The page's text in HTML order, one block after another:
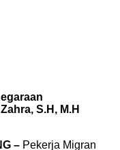
S.H, M.H
– Pekerja Migran